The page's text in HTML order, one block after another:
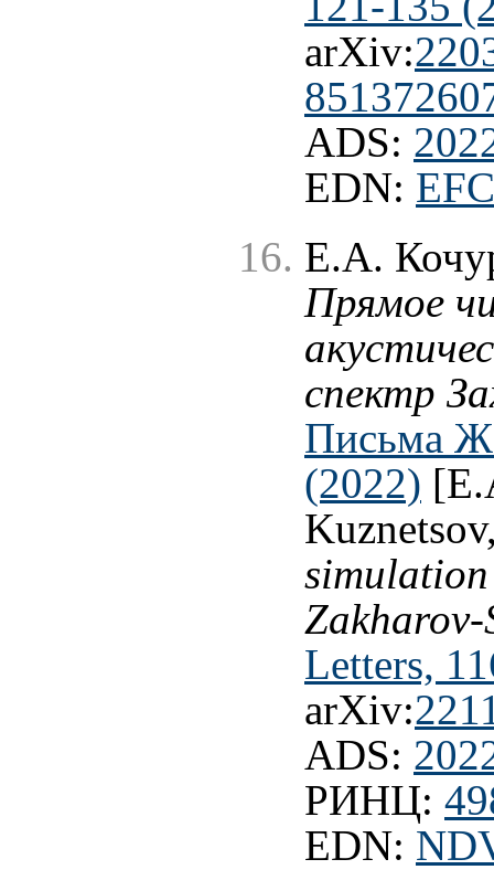
arXiv:
ADS:
EDN:
Е.А.
Прямое
спектр
Письма
(2022)
Zakharov-
Letters,
arXiv:
ADS:
РИНЦ:
EDN: